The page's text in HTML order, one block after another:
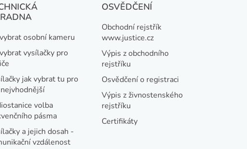
osobní kameru
vysílačky pro
jak vybrat tu pro
volba
pásma
a jejich dosah -
vzdálenost
OSVĚDČENÍ
Obchodní rejstřík
www.justice.cz
Výpis z obchodního
rejstříku
Osvědčení o registraci
Výpis z živnostenského
rejstříku
Certifikáty